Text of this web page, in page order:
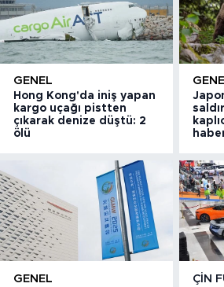
GENEL
Hong Kong'da iniş yapan
kargo uçağı pistten
çıkarak denize düştü: 2
ölü
GENEL ÇIN